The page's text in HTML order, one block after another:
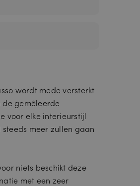
wordt mede versterkt
gemêleerde
voor elke interieurstijl
steeds meer zullen gaan
niets beschikt deze
met een zeer